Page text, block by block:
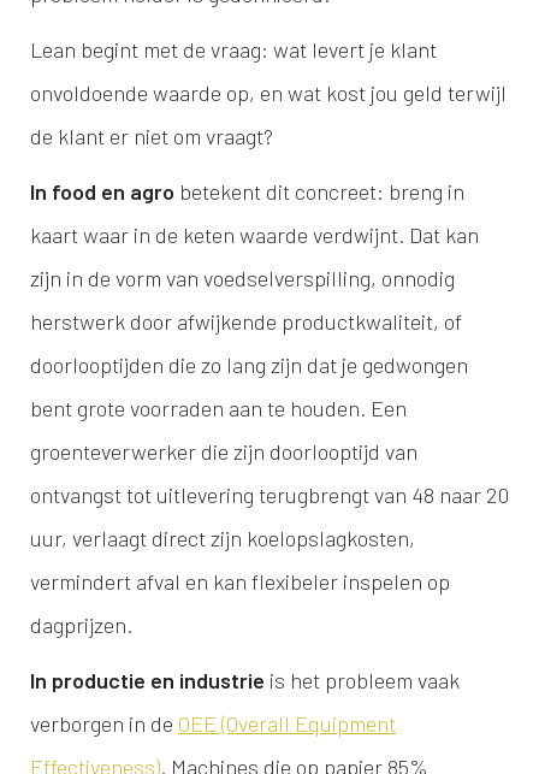
Lean begint met de vraag: wat levert je klant
onvoldoende waarde op, en wat kost jou geld terwijl
de klant er niet om vraagt?
In food en agro betekent dit concreet: breng in
kaart waar in de keten waarde verdwijnt. Dat kan
zijn in de vorm van voedselverspilling, onnodig
herstwerk door afwijkende productkwaliteit, of
doorlooptijden die zo lang zijn dat je gedwongen
bent grote voorraden aan te houden. Een
groenteverwerker die zijn doorlooptijd van
ontvangst tot uitlevering terugbrengt van 48 naar 20
uur, verlaagt direct zijn koelopslagkosten,
vermindert afval en kan flexibeler inspelen op
dagprijzen.
In productie en industrie is het probleem vaak
verborgen in de OEE (Overall Equipment
Effectiveness). Machines die op papier 85%